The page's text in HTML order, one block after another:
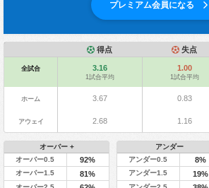
プレミアム会員になる
得点 失点
全試合 3.16
1試合平均
1.00
1試合平均
ホーム 3.67 0.83
アウェイ 2.68 1.16
オーバー +
オーバー0.5
92%
オーバー1.5 81%
アンダー
アンダー0.5
8%
アンダー1.5 19%